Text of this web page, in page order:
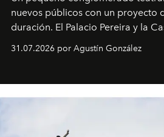
nuevos públicos con un proyecto
duración. El Palacio Pereira y la
miniobras. Sus puestas en escena
31.07.2026 por Agustín González